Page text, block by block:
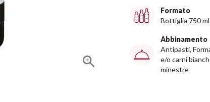
Formato
Bottiglia 750 ml
Abbinamento
Antipasti,
e/o carni
minestre